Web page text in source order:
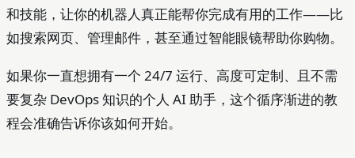
和技能，让你的机器人真正能帮你完成有用的工作——比
如搜索网页、管理邮件，甚至通过智能眼镜帮助你购物。
如果你一直想拥有一个 24/7 运行、高度可定制、且不需
要复杂 DevOps 知识的个人 AI 助手，这个循序渐进的教
程会准确告诉你该如何开始。